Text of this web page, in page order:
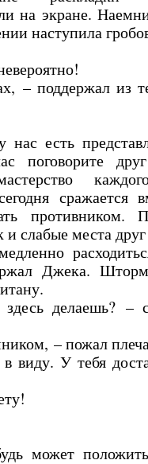
на экране.
наступила
– поддержал из
есть
поговорите
сражается
противником.
слабые места
Джека.
делаешь? –
– пожал
У тебя
может положить